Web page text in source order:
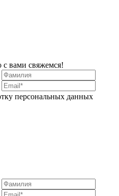
с вами свяжемся!
персональных данных